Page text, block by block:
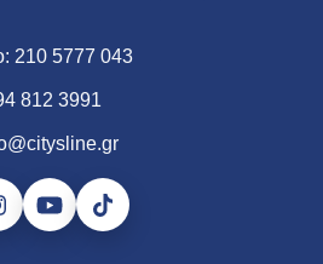
210 5777 043
812 3991